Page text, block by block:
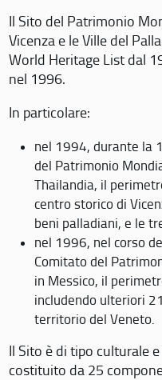
Il Sito del Patrimonio
Vicenza e le Ville del
World Heritage List dal
nel 1996.
In particolare:
nel 1994, durante la
del Patrimonio
Thailandia, il
centro storico di
beni palladiani, e le
nel 1996, nel corso
Comitato del
in Messico, il
includendo ulteriori
territorio del Veneto.
Il Sito è di tipo culturale
costituito da 25